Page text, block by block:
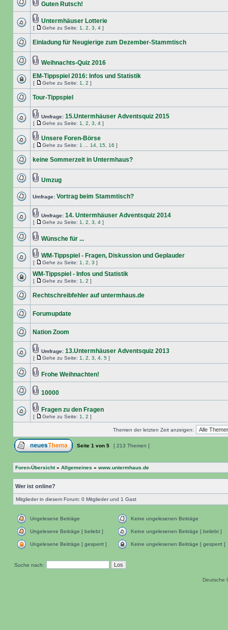
Guten Rutsch!
Untermhäuser Lotterie
[ Gehe zu Seite: 1 2 3 4 ]
Einladung für Neugierige zum Dezember-Stammtisch
Weihnachts-Quiz 2016
EM-Tippspiel 2016: Infos und Statistik
[ Gehe zu Seite: 1 2 ]
Tour-Tippspiel
Umfrage: 15.Untermhäuser Adventsquiz 2015
[ Gehe zu Seite: 1 2 3 4 ]
Unsere Foren-Börse
[ Gehe zu Seite: 1 14 15 16 ]
keine Sommerzeit in Untermhaus?
Umzug
Umfrage: Vortrag beim Stammtisch?
Umfrage: 14. Untermhäuser Adventsquiz 2014
[ Gehe zu Seite: 1 2 3 4 ]
Wünsche für ...
WM-Tippspiel - Fragen, Diskussion und Geplauder
[ Gehe zu Seite: 1 2 3 ]
WM-Tippspiel - Infos und Statistik
[ Gehe zu Seite: 1 2 ]
Rechtschreibfehler auf untermhaus.de
Forumupdate
Nation Zoom
Umfrage: 13.Untermhäuser Adventsquiz 2013
[ Gehe zu Seite: 1 2 3 4 5 ]
Frohe Weihnachten!
10000
Fragen zu den Fragen
[ Gehe zu Seite: 1 2 ]
Themen der letzten Zeit anzeigen:
Seite 1 von 5 [ 213 Themen ]
Foren-Übersicht» Allgemeines » www.untermhaus.de
Wer ist online?
Mitglieder in diesem Forum: 0 Mitglieder und 1 Gast
Ungelesene Beiträge Keine ungelesenen Beiträge
Ungelesene Beiträge [ beliebt ] Keine ungelesenen Beiträge [ beliebt ]
Ungelesene Beiträge [ gesperrt ] Keine ungelesenen Beiträge [ gesperrt ]
Suche nach:
Deutsche